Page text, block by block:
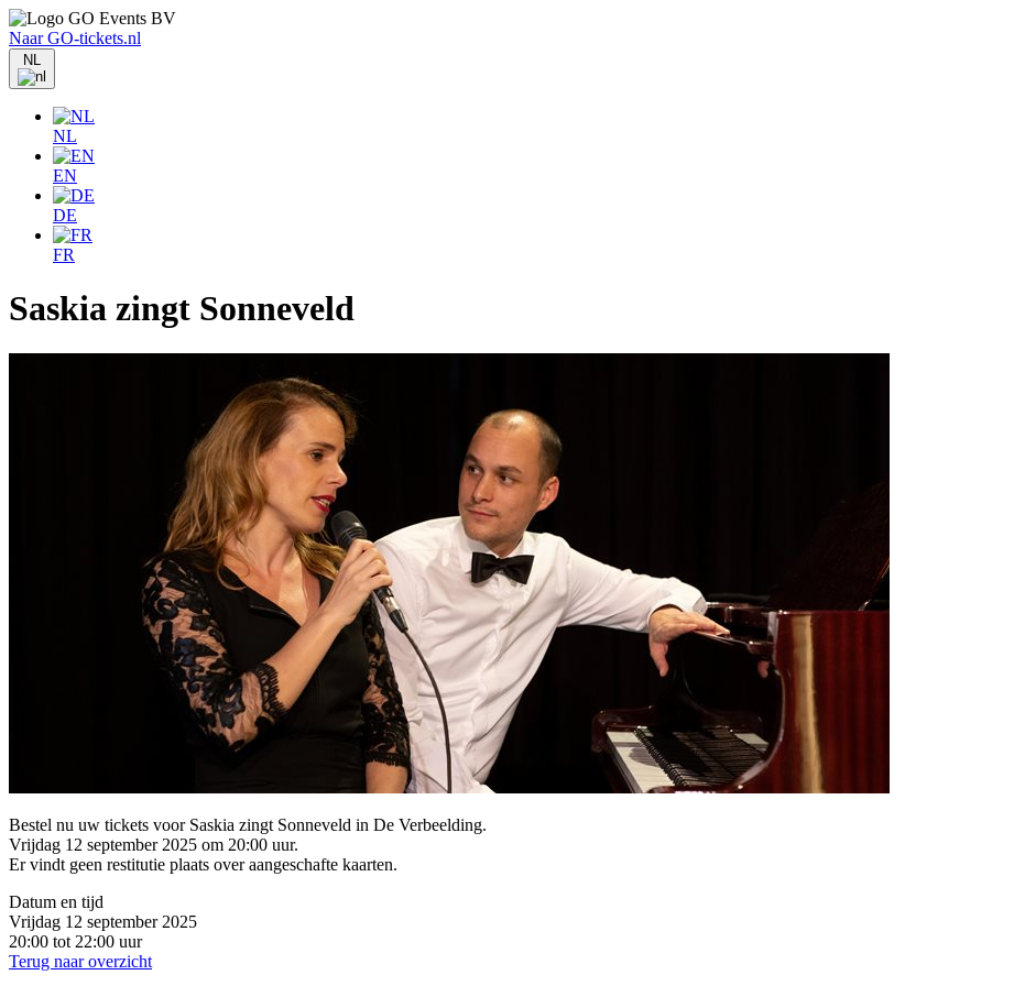
Naar GO-tickets.nl
NL
NL
EN
DE
FR
Saskia zingt Sonneveld
Bestel nu uw tickets voor Saskia zingt Sonneveld in De Verbeelding.
Vrijdag 12 september 2025 om 20:00 uur.
Er vindt geen restitutie plaats over aangeschafte kaarten.
Datum en tijd
Vrijdag 12 september 2025
20:00 tot 22:00 uur
Terug naar overzicht